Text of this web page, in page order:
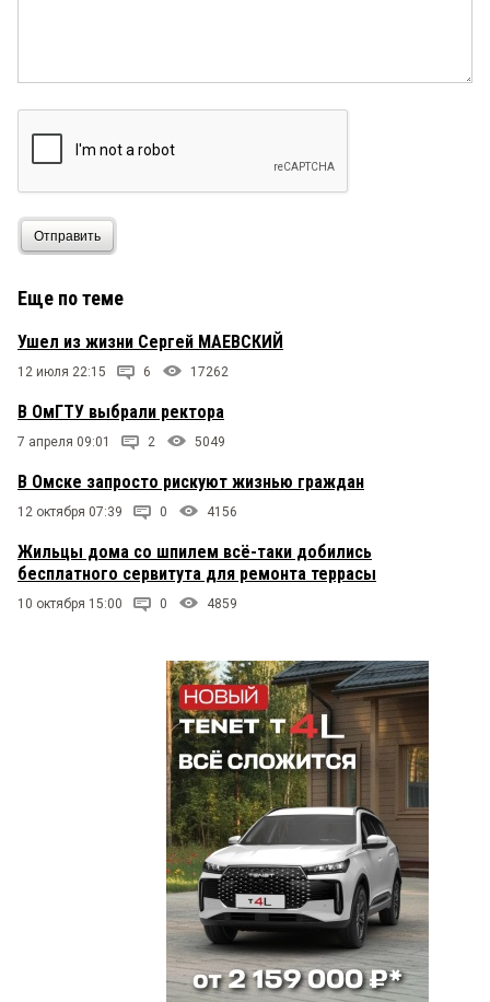
Отправить
Еще по теме
Ушел из жизни Сергей МАЕВСКИЙ
12 июля 22:15 6 17262
В ОмГТУ выбрали ректора
7 апреля 09:01 2 5049
В Омске запросто рискуют жизнью граждан
12 октября 07:39 0 4156
Жильцы дома со шпилем всё-таки добились
бесплатного сервитута для ремонта террасы
10 октября 15:00 0 4859